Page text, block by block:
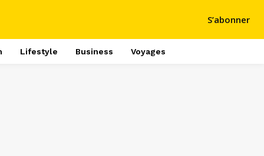
S’abonner
Lifestyle Business Voyages